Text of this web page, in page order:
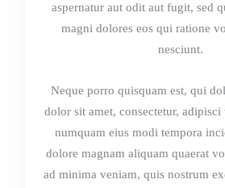
aspernatur aut odit aut fugit, sed
magni dolores eos qui ratione
nesciunt.
Neque porro quisquam est, qui
dolor sit amet, consectetur,
numquam eius modi tempora
dolore magnam aliquam quaerat
ad minima veniam, quis nostrum